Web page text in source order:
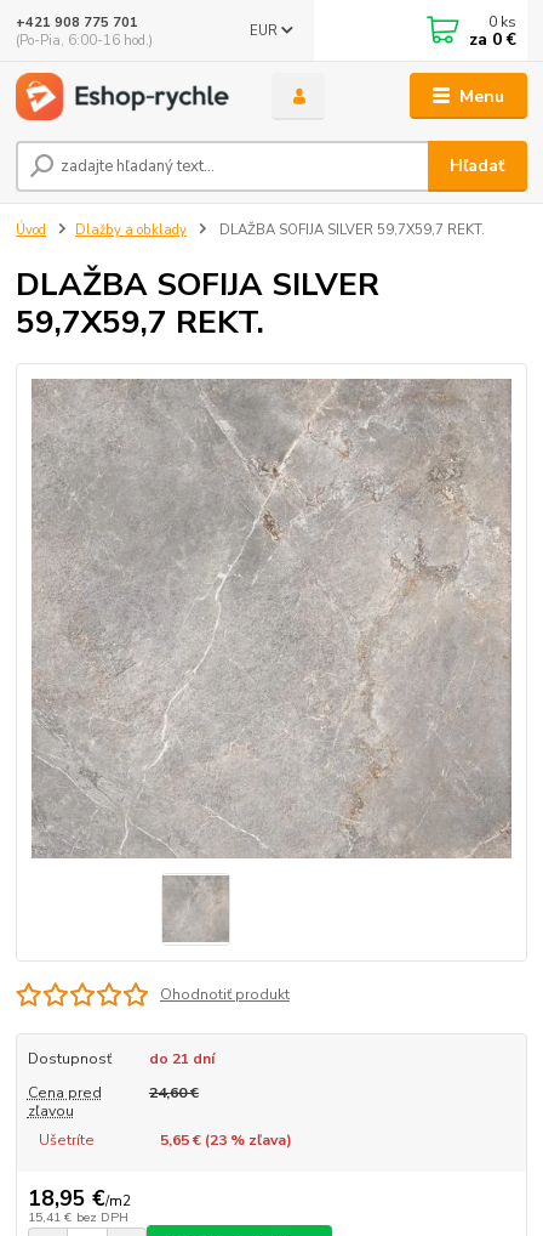
Menu
EUR
Hľadať
+421 908 775 701
(Po-Pia, 6:00-16 hod.)
0 ks
za 0 €
Úvod Dlažby a obklady DLAŽBA SOFIJA SILVER 59,7X59,7 REKT.
DLAŽBA SOFIJA SILVER
59,7X59,7 REKT.
Ohodnotiť produkt
Dostupnosť
do 21 dní
Cena pred
zľavou
24,60 €
Ušetríte 5,65 € (23% zľava)
18,95 €/m2
15,41 € bez DPH